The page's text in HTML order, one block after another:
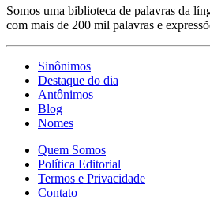
Somos uma biblioteca de palavras da
com mais de 200 mil palavras e
Sinônimos
Destaque do dia
Antônimos
Blog
Nomes
Quem Somos
Política Editorial
Termos e Privacidade
Contato